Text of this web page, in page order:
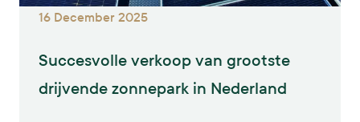
16 December 2025
Succesvolle verkoop van grootste
drijvende zonnepark in Nederland